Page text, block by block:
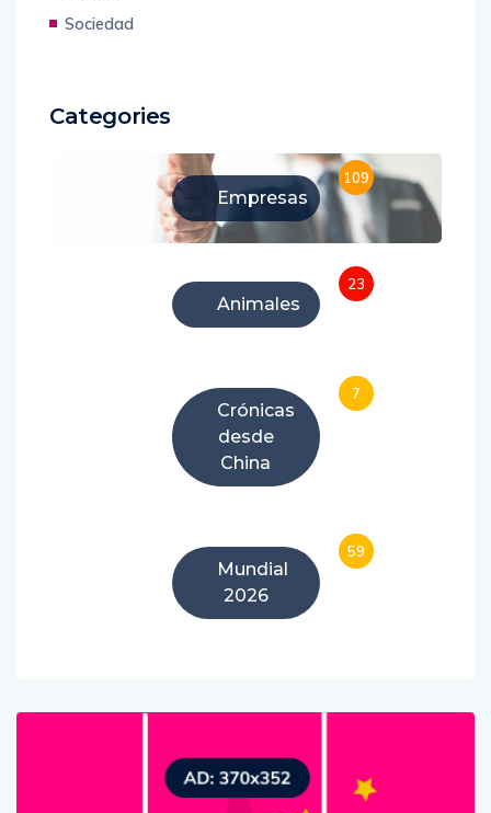
Sociedad
Categories
Empresas
109
Animales
23
Crónicas
desde
China
7
Mundial
2026
59